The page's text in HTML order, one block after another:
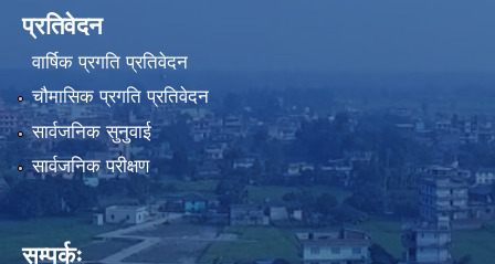
प्रतिवेदन
वार्षिक प्रगति प्रतिवेदन
चौमासिक प्रगति प्रतिवेदन
सार्वजनिक सुनुवाई
सार्वजनिक परीक्षण
सम्पर्कः